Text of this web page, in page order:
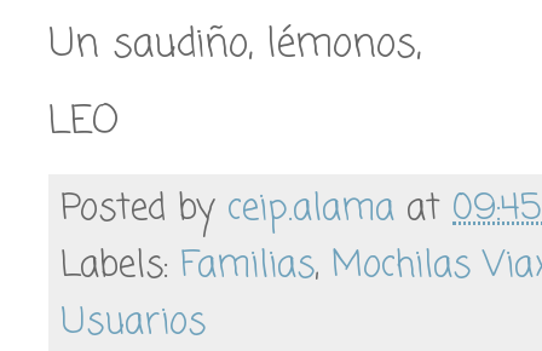
Un saudiño, lémonos,
LEO
Posted by ceip.alama at 09:45
Labels: Familias, Mochilas
Usuarios